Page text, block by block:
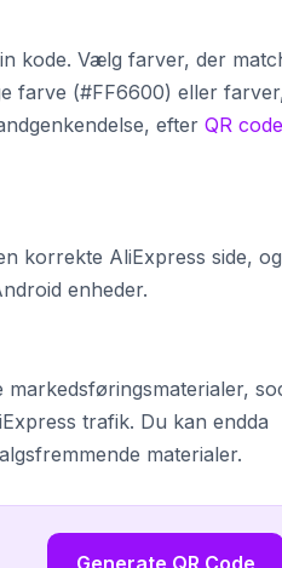
kode. Vælg farver, der
farve (#FF6600) eller
efter QR code
korrekte AliExpress side,
enheder.
trafik. Du kan endda
materialer.
Generate QR Code